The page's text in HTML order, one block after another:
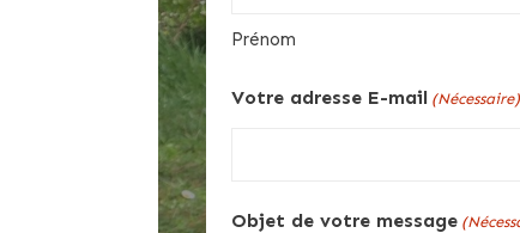
Prénom
Votre adresse E-mail (Nécessaire)
Objet de votre message